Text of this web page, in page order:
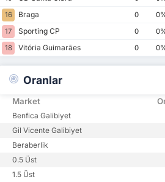
16
Braga 0
17
Sporting CP 0
18
Vitória Guimarães 0
Oranlar
Market
Benfica Galibiyet
Gil Vicente Galibiyet
Beraberlik
0.5 Üst
1.5 Üst